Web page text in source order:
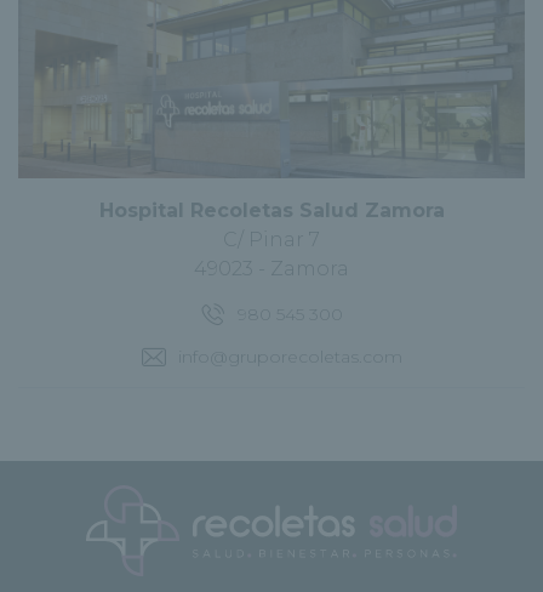
Hospital Recoletas Salud Zamora
C/ Pinar 7
49023 - Zamora
980 545 300
info@gruporecoletas.com